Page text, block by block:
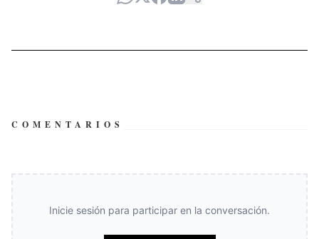
COMENTARIOS
Inicie sesión para participar en la conversación.